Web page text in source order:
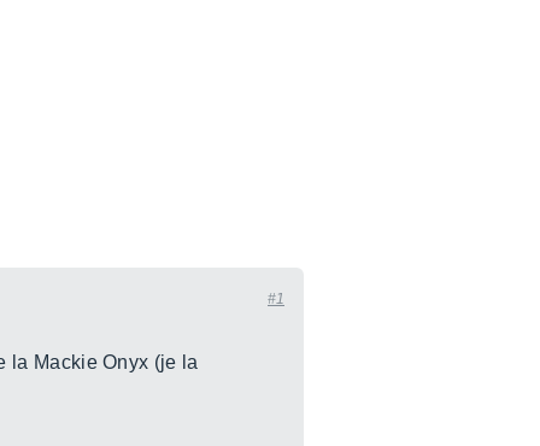
#1
la Mackie Onyx (je la